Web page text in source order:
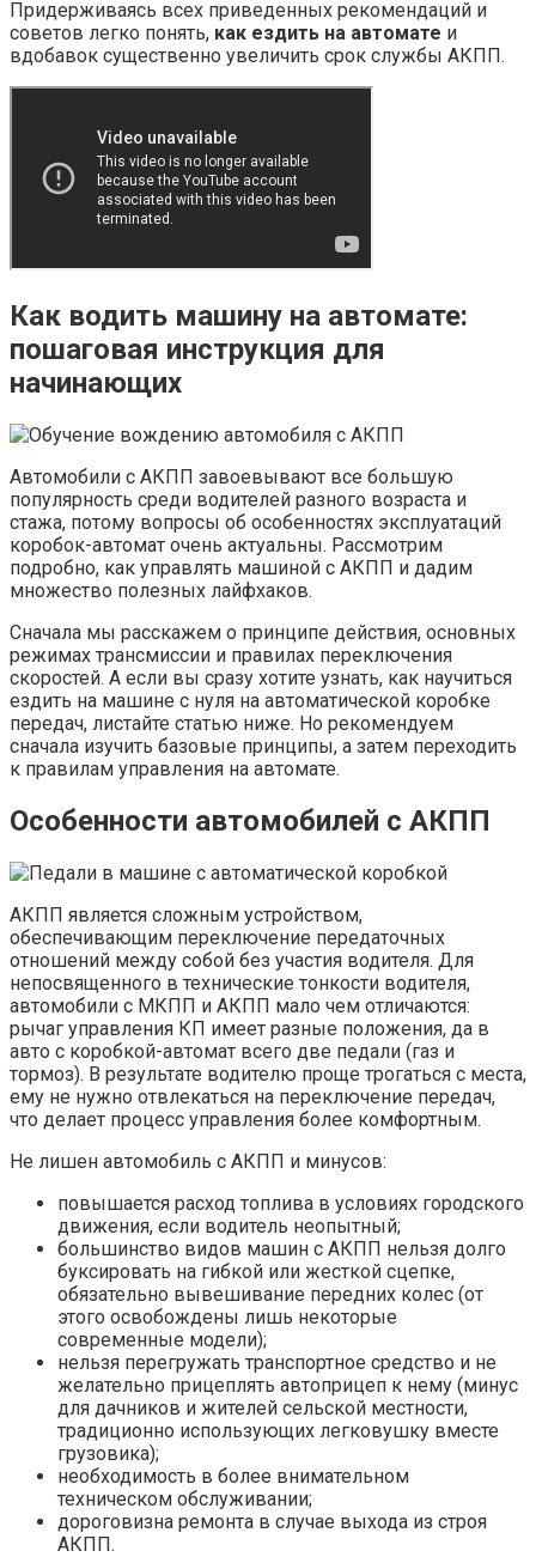
Придерживаясь всех приведенных рекомендаций и
советов легко понять, как ездить на автомате и
вдобавок существенно увеличить срок службы АКПП.
Как водить машину на автомате:
пошаговая инструкция для
начинающих
Автомобили с АКПП завоевывают все большую
популярность среди водителей разного возраста и
стажа, потому вопросы об особенностях эксплуатаций
коробок-автомат очень актуальны. Рассмотрим
подробно, как управлять машиной с АКПП и дадим
множество полезных лайфхаков.
Сначала мы расскажем о принципе действия, основных
режимах трансмиссии и правилах переключения
скоростей. А если вы сразу хотите узнать, как научиться
ездить на машине с нуля на автоматической коробке
передач, листайте статью ниже. Но рекомендуем
сначала изучить базовые принципы, а затем переходить
к правилам управления на автомате.
Особенности автомобилей с АКПП
АКПП является сложным устройством,
обеспечивающим переключение передаточных
отношений между собой без участия водителя. Для
непосвященного в технические тонкости водителя,
автомобили с МКПП и АКПП мало чем отличаются:
рычаг управления КП имеет разные положения, да в
авто с коробкой-автомат всего две педали (газ и
тормоз). В результате водителю проще трогаться с места,
ему не нужно отвлекаться на переключение передач,
что делает процесс управления более комфортным.
Не лишен автомобиль с АКПП и минусов:
повышается расход топлива в условиях городского
движения, если водитель неопытный;
большинство видов машин с АКПП нельзя долго
буксировать на гибкой или жесткой сцепке,
обязательно вывешивание передних колес (от
этого освобождены лишь некоторые
современные модели);
нельзя перегружать транспортное средство и не
желательно прицеплять автоприцеп к нему (минус
для дачников и жителей сельской местности,
традиционно использующих легковушку вместе
грузовика);
необходимость в более внимательном
техническом обслуживании;
дороговизна ремонта в случае выхода из строя
АКПП.